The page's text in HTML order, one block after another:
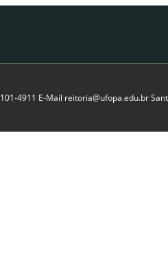
4911 E-Mail reitoria@ufopa.edu.br